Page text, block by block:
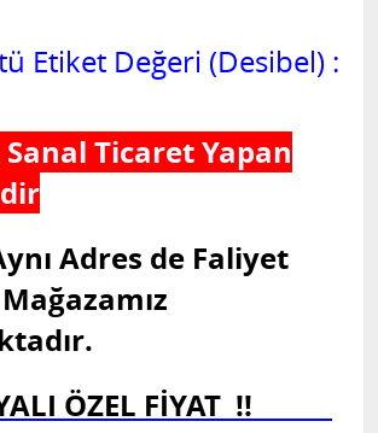
Etiket Değeri (Desibel) :
Sanal Ticaret Yapan
Adres de Faliyet
ÖZEL FİYAT !!